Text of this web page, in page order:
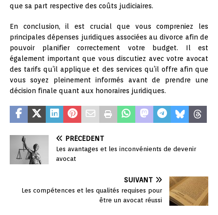
que sa part respective des coûts judiciaires.
En conclusion, il est crucial que vous compreniez les
principales dépenses juridiques associées au divorce afin de
pouvoir planifier correctement votre budget. Il est
également important que vous discutiez avec votre avocat
des tarifs qu’il applique et des services qu’il offre afin que
vous soyez pleinement informés avant de prendre une
décision finale quant aux honoraires juridiques.
PRÉCÉDENT
Les avantages et les inconvénients de devenir
avocat
SUIVANT
Les compétences et les qualités requises pour
être un avocat réussi